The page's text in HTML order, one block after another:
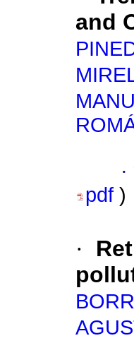
and
·
pdf )
·